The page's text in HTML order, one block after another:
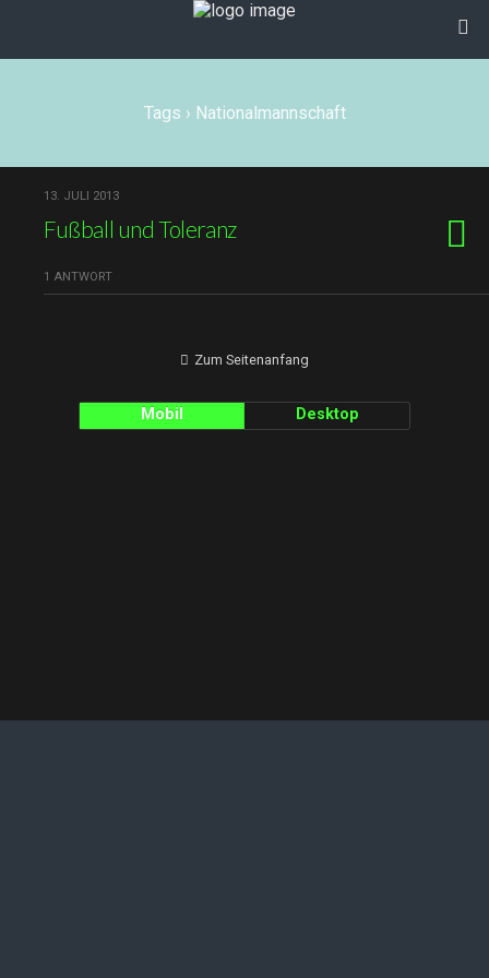
Tags › Nationalmannschaft
13. JULI 2013
Fußball und Toleranz
1 ANTWORT
Zum Seitenanfang
Mobil Desktop